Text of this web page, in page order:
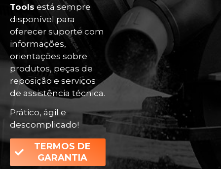
Tools está sempre
disponível para
oferecer suporte com
informações,
orientações sobre
produtos, peças de
reposição e serviços
de assistência técnica.
Prático, ágil e
descomplicado!
TERMOS DE
GARANTIA